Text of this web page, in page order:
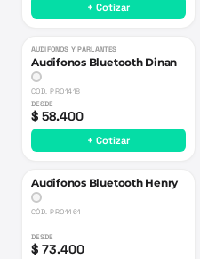
+ Cotizar
AUDIFONOS Y PARLANTES
Audifonos Bluetooth Dinan
CÓD.PRO1418
DESDE
$ 58.400
+ Cotizar
Audifonos Bluetooth Henry
CÓD.PRO1461
DESDE
$ 73.400